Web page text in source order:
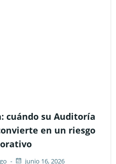
cuándo su Auditoría
en un riesgo
- junio 16, 2026